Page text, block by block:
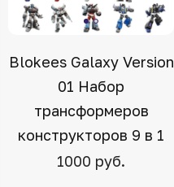
Blokees Galaxy Version
01 Набор
трансформеров
конструкторов 9 в 1
1000 руб.